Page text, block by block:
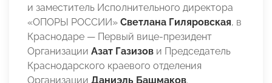
и заместитель Исполнительного директора
«ОПОРЫ РОССИИ» Светлана Гиляровская, в
Краснодаре — Первый вице-президент
Организации Азат Газизов и Председатель
Краснодарского краевого отделения
Организации Даниэль Башмаков.